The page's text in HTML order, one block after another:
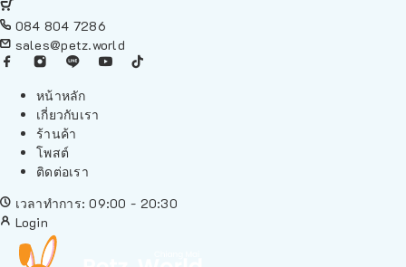
084 804 7286
sales@petz.world
หน้าหลัก
เกี่ยวกับเรา
ร้านค้า
โพสต์
ติดต่อเรา
เวลาทำการ: 09:00 - 20:30
Login